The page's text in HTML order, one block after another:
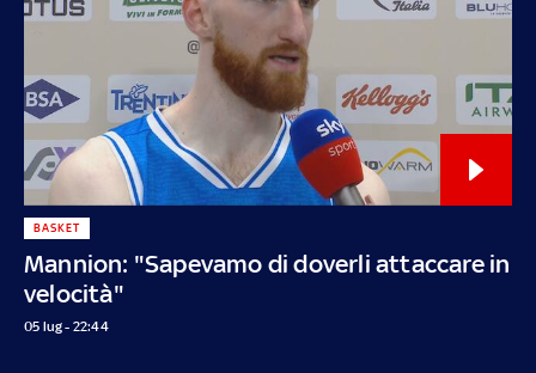
Mannion: "Sapevamo di doverli attaccare in
velocità"
BASKET
05 lug - 22:44